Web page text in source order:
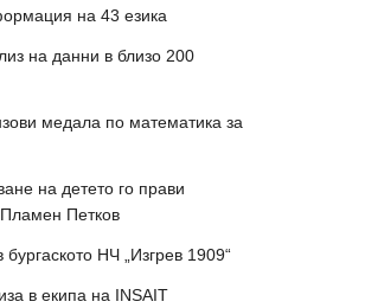
на 43 езика
на данни в близо 200
медала по математика за
на детето го прави
Пламен Петков
НЧ „Изгрев 1909“
в екипа на INSAIT